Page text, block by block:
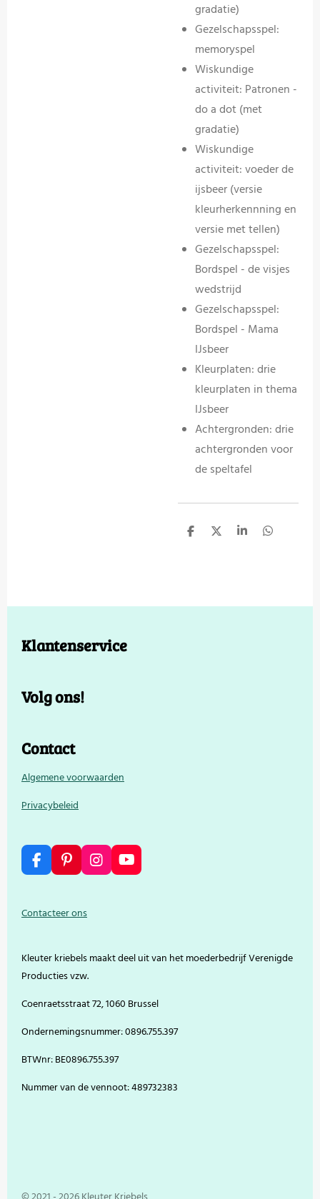
gradatie)
Gezelschapsspel:
memoryspel
Wiskundige
activiteit: Patronen -
do a dot (met
gradatie)
Wiskundige
activiteit: voeder de
ijsbeer (versie
kleurherkennning en
versie met tellen)
Gezelschapsspel:
Bordspel - de visjes
wedstrijd
Gezelschapsspel:
Bordspel - Mama
IJsbeer
Kleurplaten: drie
kleurplaten in thema
IJsbeer
Achtergronden: drie
achtergronden voor
de speltafel
D D S D
Klantenservice
Volg ons!
Contact
Algemene voorwaarden
Privacybeleid
F
a
e
b
k
P
i
e
s
t
I
n
a
Y
o
Contacteer ons
Kleuter kriebels maakt deel uit van het moederbedrijf Verenigde
Producties vzw.
Coenraetsstraat 72, 1060 Brussel
Ondernemingsnummer: 0896.755.397
BTWnr: BE0896.755.397
Nummer van de vennoot: 489732383